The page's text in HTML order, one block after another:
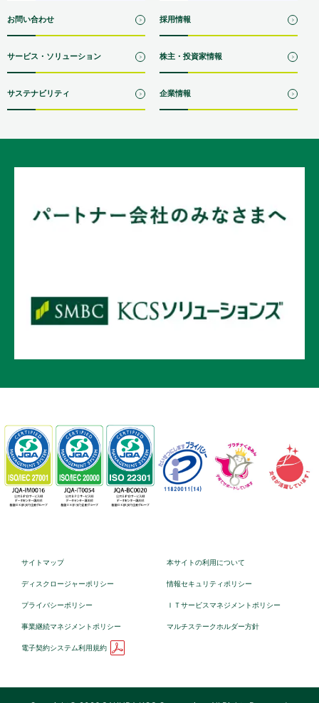
お問い合わせ 採用情報
サービス・ソリューション 株主・投資家情報
サステナビリティ 企業情報
サイトマップ 本サイトの利用について
ディスクロージャーポリシー 情報セキュリティポリシー
プライバシーポリシー ＩＴサービスマネジメントポリシー
事業継続マネジメントポリシー マルチステークホルダー方針
電子契約システム利用規約